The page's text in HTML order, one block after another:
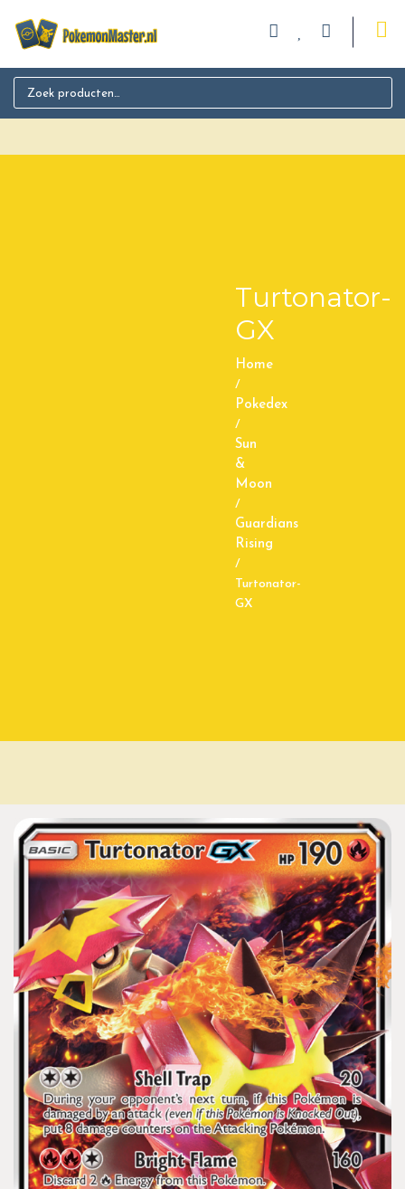
Search for:
Turtonator-
GX
Home
/
Pokedex
/
Sun
&
Moon
/
Guardians
Rising
/
Turtonator-
GX